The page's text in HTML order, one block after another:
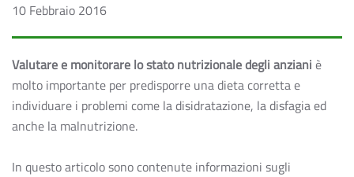
10 Febbraio 2016
Valutare e monitorare lo stato nutrizionale degli anziani è
molto importante per predisporre una dieta corretta e
individuare i problemi come la disidratazione, la disfagia ed
anche la malnutrizione.
In questo articolo sono contenute informazioni sugli